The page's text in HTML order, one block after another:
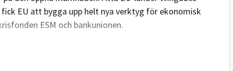
EU att bygga upp helt nya verktyg för ekonomisk
ESM och bankunionen.